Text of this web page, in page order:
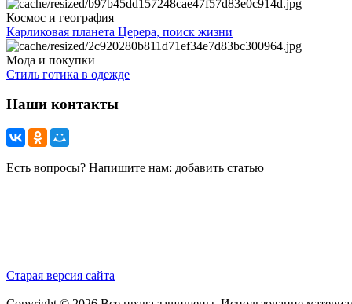
Космос и география
Карликовая планета Церера, поиск жизни
Мода и покупки
Стиль готика в одежде
Наши контакты
Есть вопросы? Напишите нам: добавить статью
Старая версия сайта